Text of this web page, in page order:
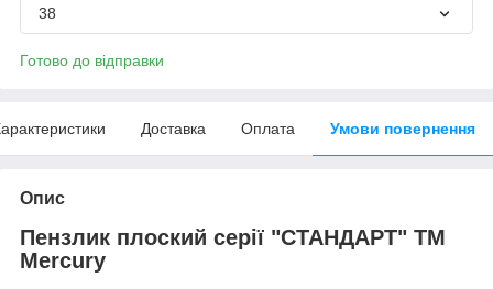
38
Готово до відправки
Доставка Оплата Умови повернення
Опис
Пензлик плоский серії "СТАНДАРТ" TM
Mercury